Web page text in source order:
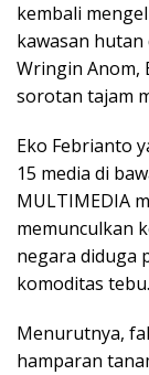
kembali
kawasan hutan
Wringin Anom,
sorotan tajam
Eko Febrianto
15 media di
MULTIMEDIA
memunculkan
negara diduga
komoditas tebu.
Menurutnya,
hamparan